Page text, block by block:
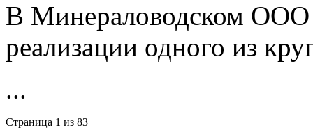
В Минераловодском ООО
реализации одного из
...
Страница 1 из 83